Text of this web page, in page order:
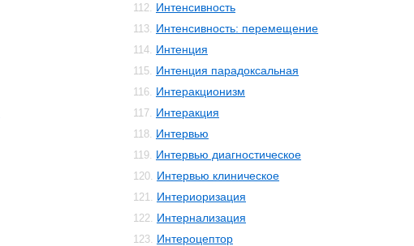
112. Интенсивность
113. Интенсивность: перемещение
114. Интенция
115. Интенция парадоксальная
116. Интеракционизм
117. Интеракция
118. Интервью
119. Интервью диагностическое
120. Интервью клиническое
121. Интериоризация
122. Интернализация
123. Интероцептор